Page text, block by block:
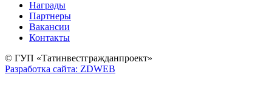
Награды
Партнеры
Вакансии
Контакты
© ГУП «Татинвестгражданпроект»
Разработка сайта: ZDWEB